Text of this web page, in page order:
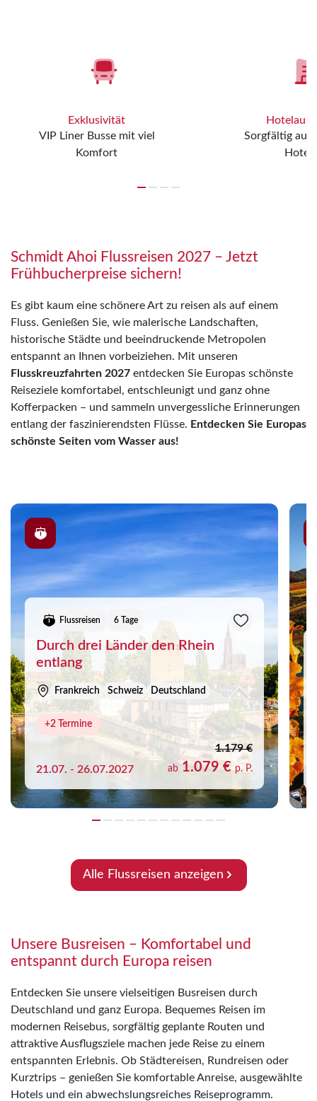
Exklusivität
VIP Liner Busse mit viel
Komfort
Sorgfältig
Hotels
Schmidt Ahoi Flussreisen 2027 – Jetzt
Frühbucherpreise sichern!
Es gibt kaum eine schönere Art zu reisen als auf einem
Fluss. Genießen Sie, wie malerische Landschaften,
historische Städte und beeindruckende Metropolen
entspannt an Ihnen vorbeiziehen. Mit unseren
Flusskreuzfahrten 2027 entdecken Sie Europas schönste
Reiseziele komfortabel, entschleunigt und ganz ohne
Kofferpacken – und sammeln unvergessliche Erinnerungen
entlang der faszinierendsten Flüsse. Entdecken Sie Europas
schönste Seiten vom Wasser aus!
Flussreisen 6 Tage
Durch drei Länder den Rhein
entlang
Frankreich Schweiz Deutschland
+2 Termine
21.07. - 26.07.2027
1.179 €
ab 1.079 €p. P.
Alle Flussreisen anzeigen
Unsere Busreisen – Komfortabel und
entspannt durch Europa reisen
Entdecken Sie unsere vielseitigen Busreisen durch
Deutschland und ganz Europa. Bequemes Reisen im
modernen Reisebus, sorgfältig geplante Routen und
attraktive Ausflugsziele machen jede Reise zu einem
entspannten Erlebnis. Ob Städtereisen, Rundreisen oder
Kurztrips – genießen Sie komfortable Anreise, ausgewählte
Hotels und ein abwechslungsreiches Reiseprogramm.